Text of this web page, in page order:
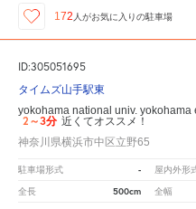
172 人がお気に入りの駐車場
ID:305051695
タイムズ山手駅東
yokohama national univ. yokohama
2～3分 近くてオススメ！
神奈川県横浜市中区立野65
駐車場形式 - 屋内外形
全長 500cm 全幅